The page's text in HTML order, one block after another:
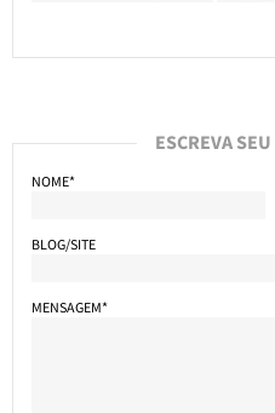
ESCREVA
NOME*
BLOG/SITE
MENSAGEM*